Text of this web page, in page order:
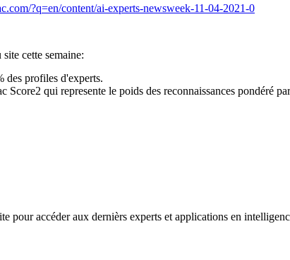
?q=en/content/ai-experts-newsweek-11-04-2021-0
cette semaine:
des profiles d'experts.
Score2 qui represente le poids des reconnaissances pondéré
pour accéder aux dernièrs experts et applications en